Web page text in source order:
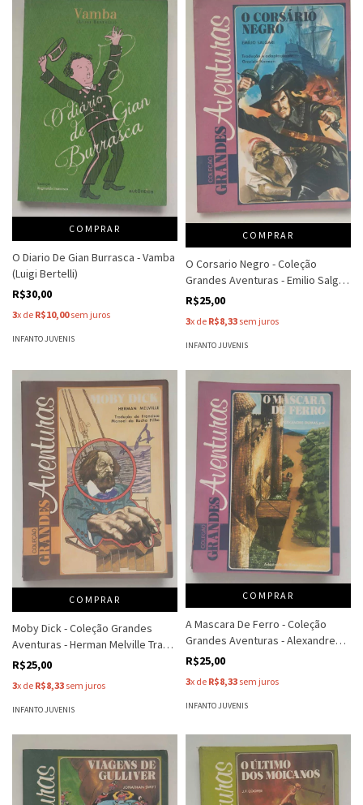
COMPRAR
O Diario De Gian Burrasca - Vamba
(Luigi Bertelli)
R$30,00
3x de R$10,00sem juros
INFANTO JUVENIS
COMPRAR
O Corsario Negro - Coleção
Grandes Aventuras - Emilio Salgari
- Trad Graciela
R$25,00
3x de R$8,33 sem juros
INFANTO JUVENIS
COMPRAR
Moby Dick - Coleção Grandes
Aventuras - Herman Melville Trad.
Francisco M R
R$25,00
3x de R$8,33 sem juros
INFANTO JUVENIS
COMPRAR
A Mascara De Ferro - Coleção
Grandes Aventuras - Alexandre
Dumas (Pai) Adp Francisco M.
R$25,00
3x de R$8,33 sem juros
INFANTO JUVENIS